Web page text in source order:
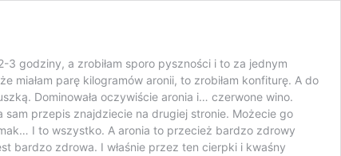
godziny, a zrobiłam sporo pyszności i to za jednym
miałam parę kilogramów aronii, to zrobiłam konfiturę. A do
Dominowała oczywiście aronia i… czerwone wino.
przepis znajdziecie na drugiej stronie. Możecie go
I to wszystko. A aronia to przecież bardzo zdrowy
bardzo zdrowa. I właśnie przez ten cierpki i kwaśny